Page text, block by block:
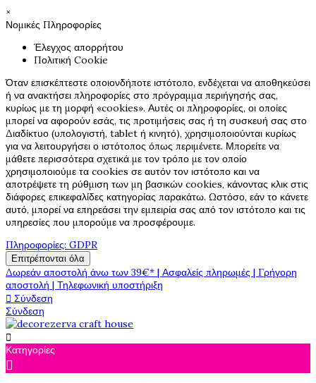
×
Νομικές Πληροφορίες
Έλεγχος απορρήτου
Πολιτική Cookie
Όταν επισκέπτεστε οποιονδήποτε ιστότοπο, ενδέχεται να αποθηκεύσει
ή να ανακτήσει πληροφορίες στο πρόγραμμα περιήγησής σας,
κυρίως με τη μορφή «cookies». Αυτές οι πληροφορίες, οι οποίες
μπορεί να αφορούν εσάς, τις προτιμήσεις σας ή τη συσκευή σας στο
Διαδίκτυο (υπολογιστή, tablet ή κινητό), χρησιμοποιούνται κυρίως
για να λειτουργήσει ο ιστότοπος όπως περιμένετε. Μπορείτε να
μάθετε περισσότερα σχετικά με τον τρόπο με τον οποίο
χρησιμοποιούμε τα cookies σε αυτόν τον ιστότοπο και να
αποτρέψετε τη ρύθμιση των μη βασικών cookies, κάνοντας κλικ στις
διάφορες επικεφαλίδες κατηγορίας παρακάτω. Ωστόσο, εάν το κάνετε
αυτό, μπορεί να επηρεάσει την εμπειρία σας από τον ιστότοπο και τις
υπηρεσίες που μπορούμε να προσφέρουμε.
Πληροφορίες: GDPR
Επιτρέπονται όλα
Δωρεάν αποστολή άνω των 39€* | Ασφαλείς πληρωμές | Γρήγορη
αποστολή | Τηλεφωνική υποστήριξη
 Σύνδεση
Σύνδεση

Κατηγορίες
